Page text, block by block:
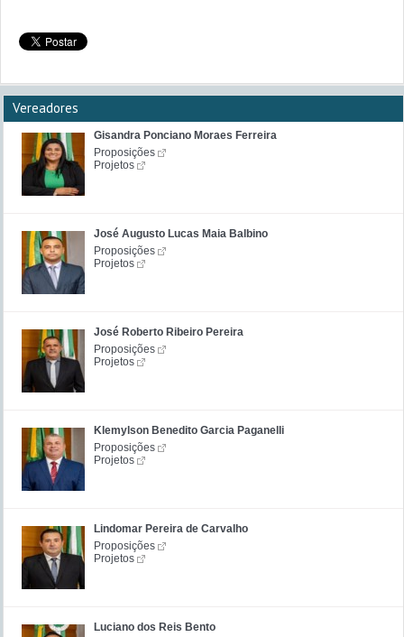
Vereadores
Gisandra Ponciano Moraes Ferreira
Proposições
Projetos
José Augusto Lucas Maia Balbino
Proposições
Projetos
José Roberto Ribeiro Pereira
Proposições
Projetos
Klemylson Benedito Garcia Paganelli
Proposições
Projetos
Lindomar Pereira de Carvalho
Proposições
Projetos
Luciano dos Reis Bento